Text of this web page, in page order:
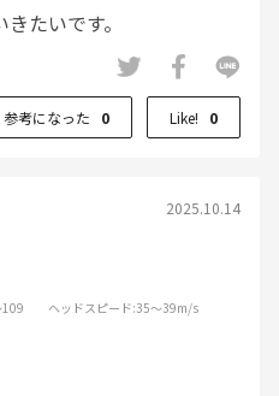
たいです。
参考になった 0 Like! 0
2025.10.14
ヘッドスピード:35～39m/s